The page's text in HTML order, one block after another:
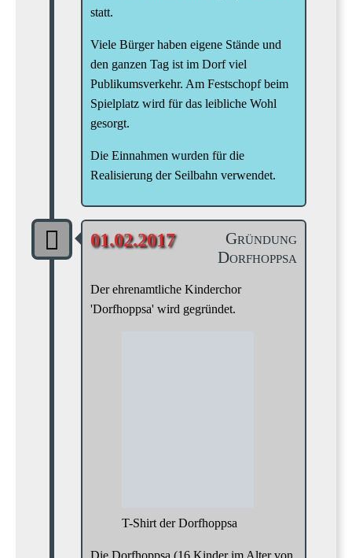
statt.
Viele Bürger haben eigene Stände und
den ganzen Tag ist im Dorf viel
Publikumsverkehr. Am Festschopf beim
Spielplatz wird für das leibliche Wohl
gesorgt.
Die Einnahmen wurden für die
Realisierung der Seilbahn verwendet.
01.02.2017
Gründung
Dorfhoppsa
Der ehrenamtliche Kinderchor
'Dorfhoppsa' wird gegründet.
T-Shirt der Dorfhoppsa
Die Dorfhoppsa (16 Kinder im Alter von